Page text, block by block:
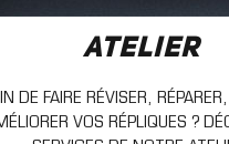
ATELIER
DE FAIRE RÉVISER,
VOS RÉPLIQUES ?